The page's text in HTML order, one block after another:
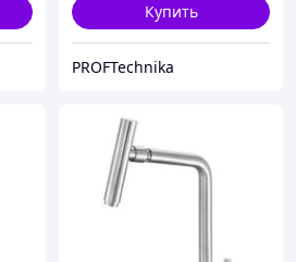
Купить
PROFTechnika